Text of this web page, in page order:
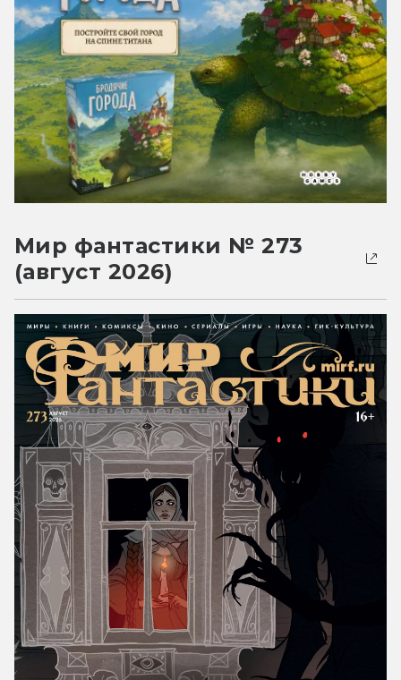
Мир фантастики № 273
(август 2026)